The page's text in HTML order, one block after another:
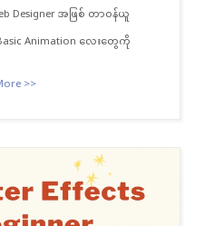
Designer အဖြစ် တာဝန်ယူ
Animation လေးတွေကို
>>